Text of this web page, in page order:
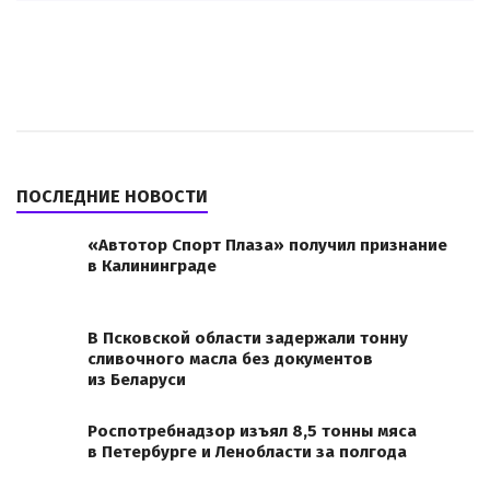
ПОСЛЕДНИЕ НОВОСТИ
«Автотор Спорт Плаза» получил признание
в Калининграде
В Псковской области задержали тонну
сливочного масла без документов
из Беларуси
Роспотребнадзор изъял 8,5 тонны мяса
в Петербурге и Ленобласти за полгода